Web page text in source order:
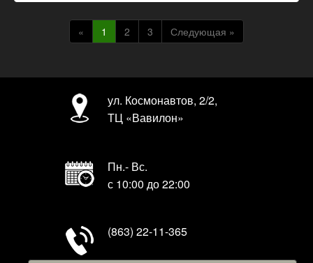
« Previous
1 2 3 Следующая »
ул. Космонавтов, 2/2,
ТЦ «Вавилон»
Пн.- Вс.
с 10:00 до 22:00
тел.
(863) 22-11-365